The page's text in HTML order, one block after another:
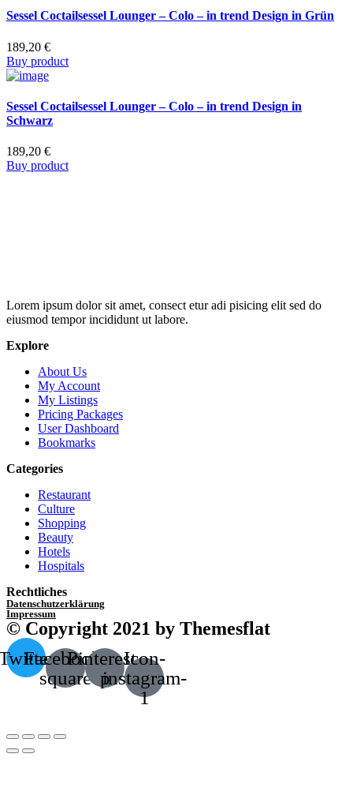
Sessel Coctailsessel Lounger – Colo – in trend Design in Grün
189,20 €
Buy product
Sessel Coctailsessel Lounger – Colo – in trend Design in
Schwarz
189,20 €
Buy product
Lorem ipsum dolor sit amet, consect etur adi pisicing elit sed do
eiusmod tempor incididunt ut labore.
Explore
About Us
My Account
My Listings
Pricing Packages
User Dashboard
Bookmarks
Categories
Restaurant
Culture
Shopping
Beauty
Hotels
Hospitals
Rechtliches
Datenschutzerklärung
Impressum
© Copyright 2021 by Themesflat
Facebook-
square
Pinterest-
p
Icon-
instagram-
1